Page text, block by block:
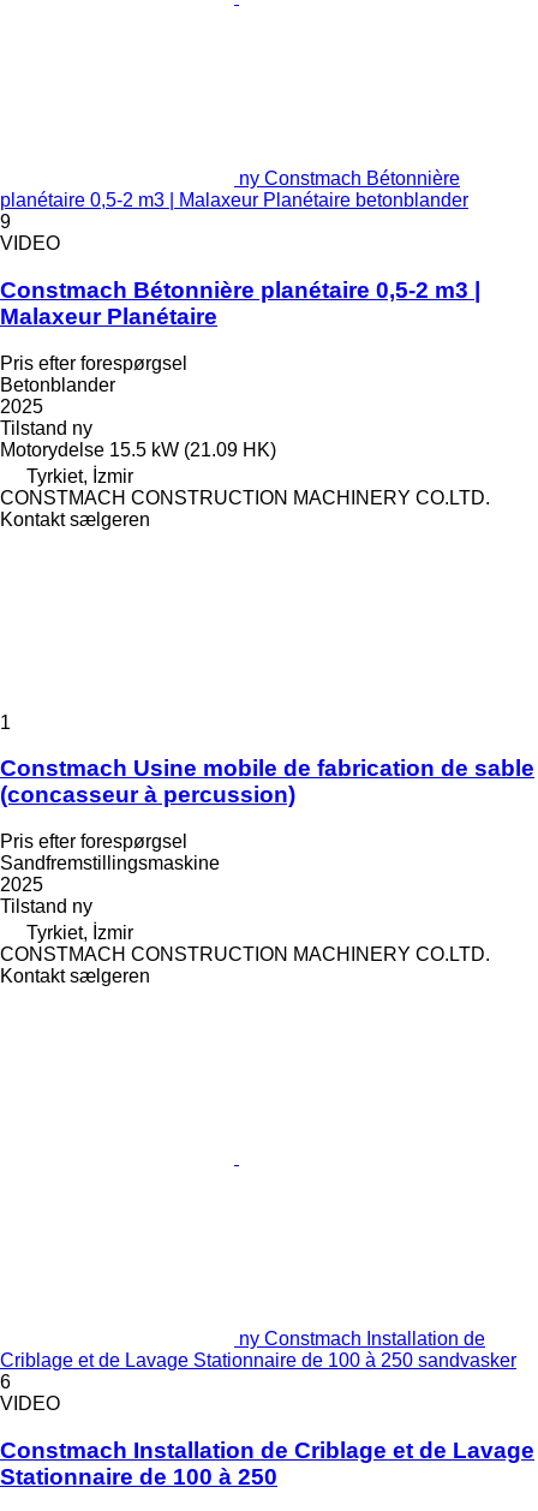
ny Constmach Bétonnière
planétaire 0,5-2 m3 | Malaxeur Planétaire betonblander
9
VIDEO
Constmach Bétonnière planétaire 0,5-2 m3 |
Malaxeur Planétaire
Pris efter forespørgsel
Betonblander
2025
Tilstand ny
Motorydelse 15.5 kW (21.09 HK)
Tyrkiet, İzmir
CONSTMACH CONSTRUCTION MACHINERY CO.LTD.
Kontakt sælgeren
1
Constmach Usine mobile de fabrication de sable
(concasseur à percussion)
Pris efter forespørgsel
Sandfremstillingsmaskine
2025
Tilstand ny
Tyrkiet, İzmir
CONSTMACH CONSTRUCTION MACHINERY CO.LTD.
Kontakt sælgeren
ny Constmach Installation de
Criblage et de Lavage Stationnaire de 100 à 250 sandvasker
6
VIDEO
Constmach Installation de Criblage et de Lavage
Stationnaire de 100 à 250